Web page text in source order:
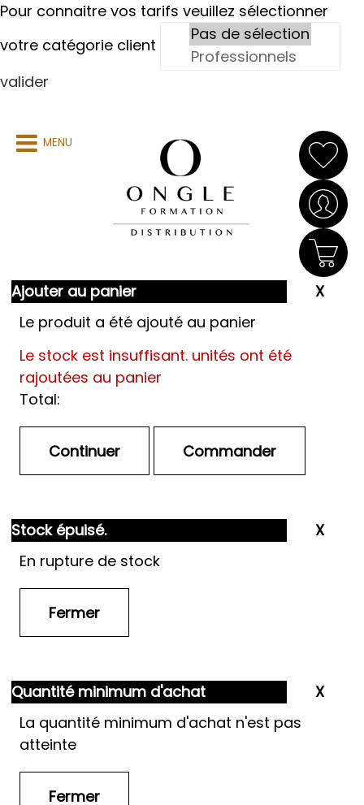
Pour connaitre vos tarifs veuillez sélectionner
votre catégorie client
valider
MENU
Ajouter au panier
Le produit a été ajouté au panier
Le stock est insuffisant. unités ont été
rajoutées au panier
Total:
Stock épuisé.
En rupture de stock
Quantité minimum d'achat
La quantité minimum d'achat n'est pas
atteinte